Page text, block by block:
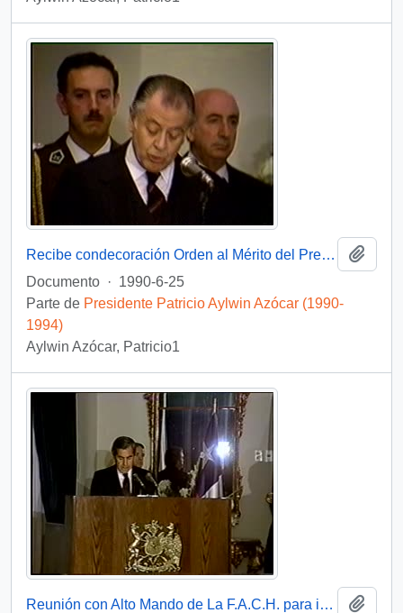
Recibe condecoración Orden al Mérito del Presidente de Colombia : video
Documento · 1990-6-25
Parte de Presidente Patricio Aylwin Azócar (1990-
1994)
Aylwin Azócar, Patricio1
Reunión con Alto Mando de La F.A.C.H. para imponer Condecoración Presidente de la República : video